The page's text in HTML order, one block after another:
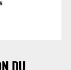
DU